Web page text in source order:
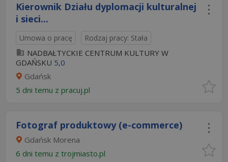
Kierownik Działu dyplomacji kulturalnej
i sieci...
Umowa o pracę Rodzaj pracy: Stała
NADBAŁTYCKIE CENTRUM KULTURY W
GDAŃSKU 5,0
Gdańsk
5 dni temu z pracuj.pl
Fotograf produktowy (e-commerce)
Gdańsk Morena
6 dni temu z trojmiasto.pl